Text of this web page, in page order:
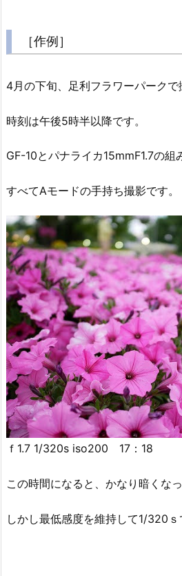
［作例］
4月の下旬、足利フラワーパークで
時刻は午後5時半以降です。
GF-10とパナライカ15mmF1.7の組
すべてAモードの手持ち撮影です。
ｆ1.7 1/320s iso200 17：18
この時間になると、かなり暗くな
しかし最低感度を維持して1/320ｓ